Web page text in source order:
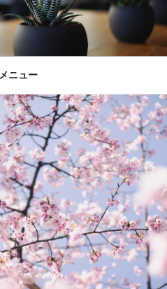
メニュー